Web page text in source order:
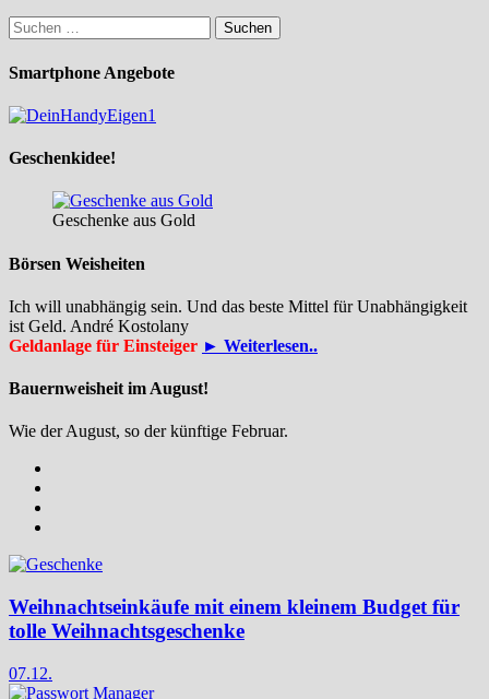
Suchen
nach:
Smartphone Angebote
Geschenkidee!
Geschenke aus Gold
Börsen Weisheiten
Ich will unabhängig sein. Und das beste Mittel für Unabhängigkeit
ist Geld. André Kostolany
Geldanlage für Einsteiger ► Weiterlesen..
Bauernweisheit im August!
Wie der August, so der künftige Februar.
Weihnachtseinkäufe mit einem kleinem Budget für
tolle Weihnachtsgeschenke
07.12.